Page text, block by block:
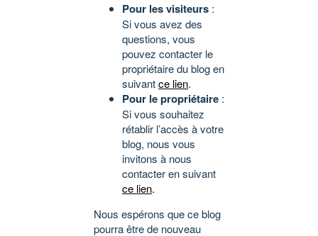
Pour les visiteurs :
Si vous avez des
questions, vous
pouvez contacter le
propriétaire du blog en
suivantce lien.
Pour le propriétaire :
Si vous souhaitez
rétablir l’accès à votre
blog, nous vous
invitons à nous
contacter en suivant
ce lien.
Nous espérons que ce blog
pourra être de nouveau